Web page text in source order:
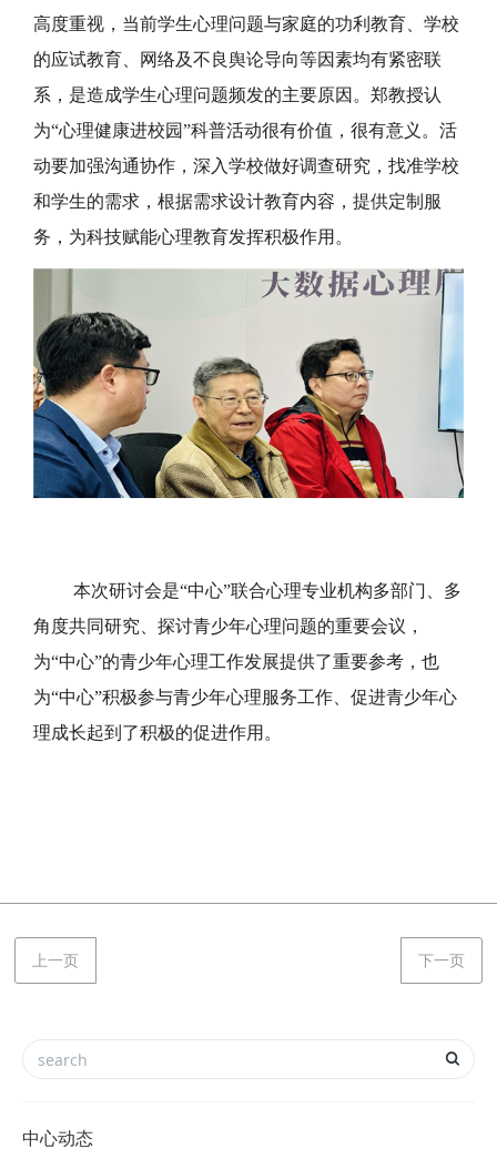
高度重视，当前学生心理问题与家庭的功利教育、学校
的应试教育、网络及不良舆论导向等因素均有紧密联
系，是造成学生心理问题频发的主要原因。郑教授认
为“心理健康进校园”科普活动很有价值，很有意义。活
动要加强沟通协作，深入学校做好调查研究，找准学校
和学生的需求，根据需求设计教育内容，提供定制服
务，为科技赋能心理教育发挥积极作用。
本次研讨会是“中心”联合心理专业机构多部门、多
角度共同研究、探讨青少年心理问题的重要会议，
为“中心”的青少年心理工作发展提供了重要参考，也
为“中心”积极参与青少年心理服务工作、促进青少年心
理成长起到了积极的促进作用。
上一页 下一页
中心动态